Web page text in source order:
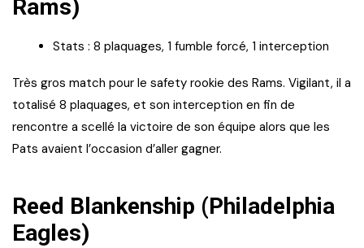
Rams)
Stats : 8 plaquages, 1 fumble forcé, 1 interception
Très gros match pour le safety rookie des Rams. Vigilant, il a
totalisé 8 plaquages, et son interception en fin de
rencontre a scellé la victoire de son équipe alors que les
Pats avaient l’occasion d’aller gagner.
Reed Blankenship (Philadelphia
Eagles)